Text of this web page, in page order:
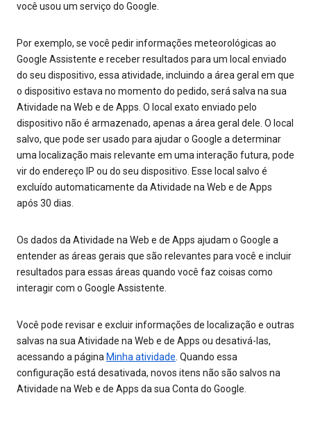
você usou um serviço do Google.
Por exemplo, se você pedir informações meteorológicas ao
Google Assistente e receber resultados para um local enviado
do seu dispositivo, essa atividade, incluindo a área geral em que
o dispositivo estava no momento do pedido, será salva na sua
Atividade na Web e de Apps. O local exato enviado pelo
dispositivo não é armazenado, apenas a área geral dele. O local
salvo, que pode ser usado para ajudar o Google a determinar
uma localização mais relevante em uma interação futura, pode
vir do endereço IP ou do seu dispositivo. Esse local salvo é
excluído automaticamente da Atividade na Web e de Apps
após 30 dias.
Os dados da Atividade na Web e de Apps ajudam o Google a
entender as áreas gerais que são relevantes para você e incluir
resultados para essas áreas quando você faz coisas como
interagir com o Google Assistente.
Você pode revisar e excluir informações de localização e outras
salvas na sua Atividade na Web e de Apps ou desativá-las,
acessando a página Minha atividade. Quando essa
configuração está desativada, novos itens não são salvos na
Atividade na Web e de Apps da sua Conta do Google.